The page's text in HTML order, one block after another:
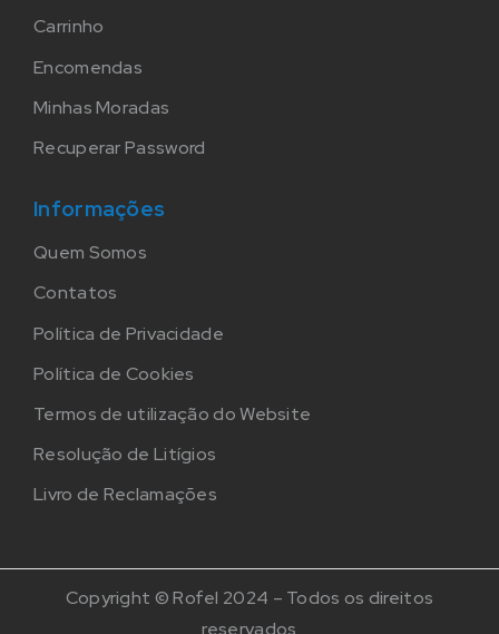
Carrinho
Encomendas
Minhas Moradas
Recuperar Password
Informações
Quem Somos
Contatos
Política de Privacidade
Política de Cookies
Termos de utilização do Website
Resolução de Litígios
Livro de Reclamações
Copyright © Rofel 2024 – Todos os direitos
reservados